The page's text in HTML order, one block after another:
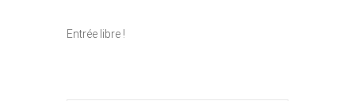
Entrée libre !